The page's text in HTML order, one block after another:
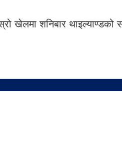
शनिबार थाइल्याण्डको